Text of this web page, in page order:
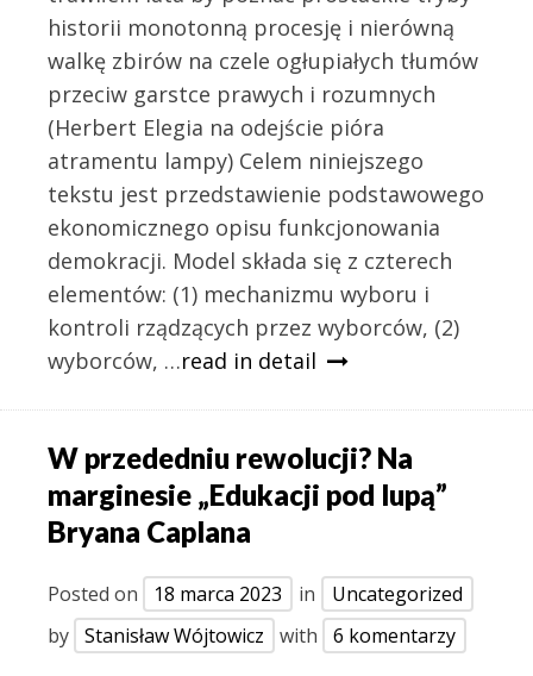
historii monotonną procesję i nierówną
walkę zbirów na czele ogłupiałych tłumów
przeciw garstce prawych i rozumnych
(Herbert Elegia na odejście pióra
atramentu lampy) Celem niniejszego
tekstu jest przedstawienie podstawowego
ekonomicznego opisu funkcjonowania
demokracji. Model składa się z czterech
elementów: (1) mechanizmu wyboru i
kontroli rządzących przez wyborców, (2)
wyborców, …read in detail
W przededniu rewolucji? Na
marginesie „Edukacji pod lupą”
Bryana Caplana
Posted on 18 marca 2023 in
Uncategorized
by Stanisław Wójtowicz with 6 komentarzy